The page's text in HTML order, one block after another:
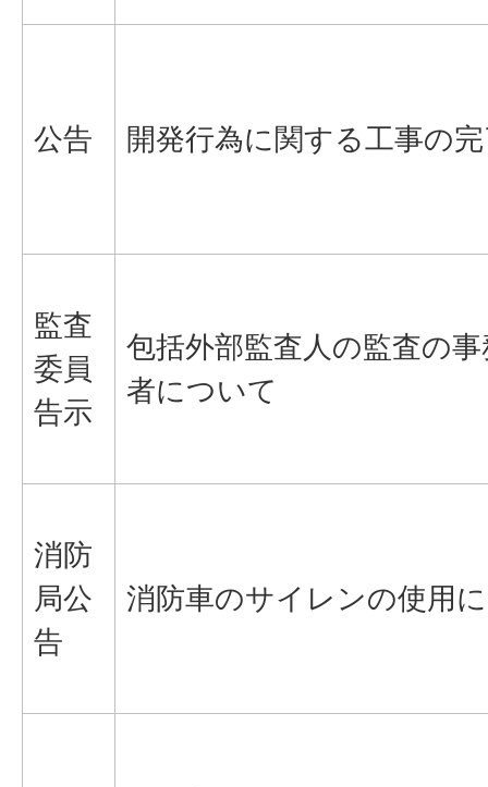
公告 開発行為に関する工事の
監査
委員
告示
包括外部監査人の監査の
者について
消防
局公
告
消防車のサイレンの使用